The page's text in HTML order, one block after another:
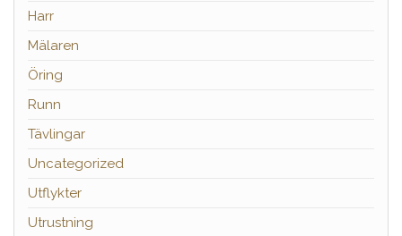
Harr
Mälaren
Öring
Runn
Tävlingar
Uncategorized
Utflykter
Utrustning